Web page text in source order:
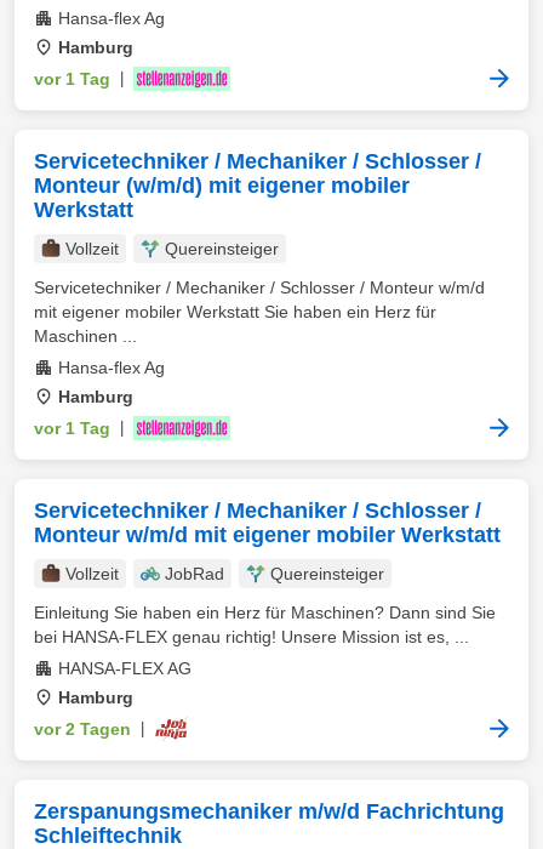
Hansa-flex Ag
Hamburg
vor 1 Tag
Servicetechniker / Mechaniker / Schlosser /
Monteur (w/m/d) mit eigener mobiler
Werkstatt
Vollzeit
Quereinsteiger
Servicetechniker / Mechaniker / Schlosser / Monteur w/m/d
mit eigener mobiler Werkstatt Sie haben ein Herz für
Maschinen ...
Hansa-flex Ag
Hamburg
vor 1 Tag
Servicetechniker / Mechaniker / Schlosser /
Monteur w/m/d mit eigener mobiler Werkstatt
Vollzeit JobRad
Quereinsteiger
Einleitung Sie haben ein Herz für Maschinen? Dann sind Sie
bei HANSA-FLEX genau richtig! Unsere Mission ist es, ...
HANSA-FLEX AG
Hamburg
vor 2 Tagen
Zerspanungsmechaniker m/w/d Fachrichtung
Schleiftechnik